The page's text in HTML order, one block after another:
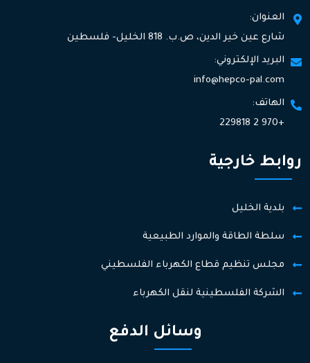
العنوان:
شارع عين خير الدين، ص.ب. 818 الخليل- فلسطين
البريد الإلكتروني:
info@hepco-pal.com
الهاتف:
+970 2 229818
روابط خارجية
بلدية الخليل
سلطة الطاقة والموارد الطبيعية
مجلس تنظيم قطاع الكهرباء الفلسطيني
الشركة الفلسطينية لنقل الكهرباء
وسائل الدفع